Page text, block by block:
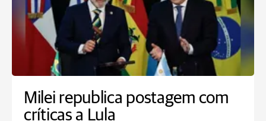
Milei republica postagem com
críticas a Lula